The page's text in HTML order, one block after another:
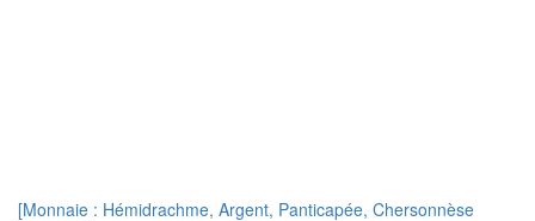
[Monnaie : Hémidrachme, Argent, Panticapée, Chersonnèse